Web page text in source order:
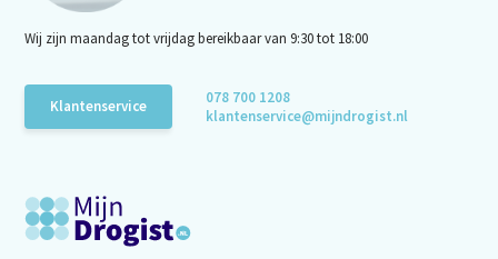
Wij zijn maandag tot vrijdag bereikbaar van 9:30 tot 18:00
Klantenservice
078 700 1208
klantenservice@mijndrogist.nl